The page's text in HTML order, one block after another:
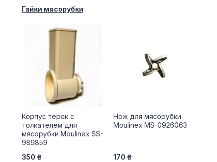
Гайки мясорубки
Корпус терок с
толкателем для
мясорубки Moulinex SS-
989859
350 ₴
Нож для мясорубки
Moulinex MS-0926063
170 ₴